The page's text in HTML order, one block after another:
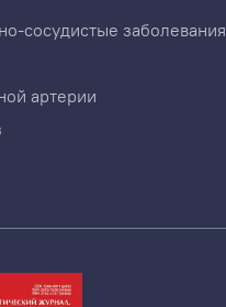
сосудистые заболевания
артерии